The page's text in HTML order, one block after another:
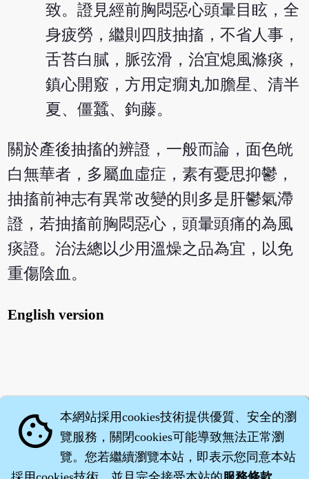
致。證見經前胸悶惡心頭暈目眩，全
身疲勞，繼則四肢抽搐，不省人事，
舌苔白膩，脈弦滑，治宜熄風滌痰，
鎮心開竅，方用定癇丸加膽星、清半
夏、僵蠶、鉤藤。
關於產後抽搐的辨證，一般而論，面色㿠
白無華者，多屬血虛症，素有憂思抑鬱，
抽搐前神志有異常改變的則多是肝鬱氣滯
證，若抽搐前胸悶惡心，頭暈頭痛的為風
痰證。治法總以少用溫燥之品為宜，以免
重傷陰血。
English version
cookie 本網站採用cookies技術提供優質、安全的瀏
覽服務，關閉cookies可能導致無法正常瀏
覽。您若繼續瀏覽本站，即表示您同意本站